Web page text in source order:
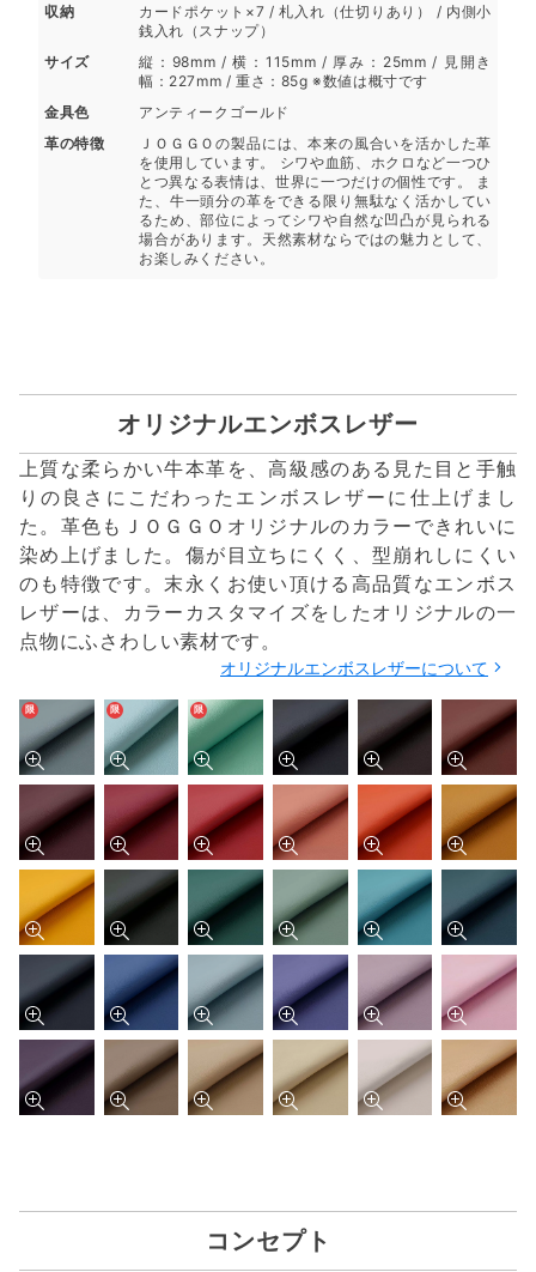
収納
カードポケット×7 / 札入れ（仕切りあり） / 内側小
銭入れ（スナップ）
サイズ
縦：98mm / 横：115mm / 厚み：25mm / 見開き
幅：227mm / 重さ：85g ※数値は概寸です
金具色
アンティークゴールド
革の特徴
ＪＯＧＧＯの製品には、本来の風合いを活かした革
を使用しています。 シワや血筋、ホクロなど一つひ
とつ異なる表情は、世界に一つだけの個性です。 ま
た、牛一頭分の革をできる限り無駄なく活かしてい
るため、部位によってシワや自然な凹凸が見られる
場合があります。天然素材ならではの魅力として、
お楽しみください。
オリジナルエンボスレザー
上質な柔らかい牛本革を、高級感のある見た目と手触
りの良さにこだわったエンボスレザーに仕上げまし
た。革色もＪＯＧＧＯオリジナルのカラーできれいに
染め上げました。傷が目立ちにくく、型崩れしにくい
のも特徴です。末永くお使い頂ける高品質なエンボス
レザーは、カラーカスタマイズをしたオリジナルの一
点物にふさわしい素材です。
オリジナルエンボスレザーについて
限 限 限
コンセプト